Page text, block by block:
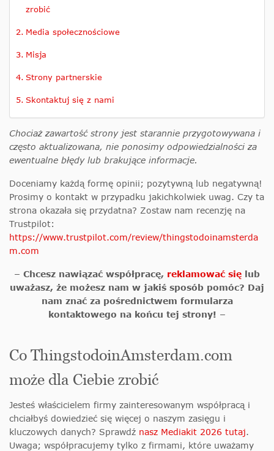
zrobić
Media społecznościowe
Misja
Strony partnerskie
Skontaktuj się z nami
Chociaż zawartość strony jest starannie przygotowywana i
często aktualizowana, nie ponosimy odpowiedzialności za
ewentualne błędy lub brakujące informacje.
Doceniamy każdą formę opinii; pozytywną lub negatywną!
Prosimy o kontakt w przypadku jakichkolwiek uwag. Czy ta
strona okazała się przydatna? Zostaw nam recenzję na
Trustpilot:
https://www.trustpilot.com/review/thingstodoinamsterda
m.com
– Chcesz nawiązać współpracę, reklamować się lub
uważasz, że możesz nam w jakiś sposób pomóc? Daj
nam znać za pośrednictwem formularza
kontaktowego na końcu tej strony! –
Co ThingstodoinAmsterdam.com
może dla Ciebie zrobić
Jesteś właścicielem firmy zainteresowanym współpracą i
chciałbyś dowiedzieć się więcej o naszym zasięgu i
kluczowych danych? Sprawdź nasz Mediakit 2026 tutaj.
Uwaga; współpracujemy tylko z firmami, które uważamy